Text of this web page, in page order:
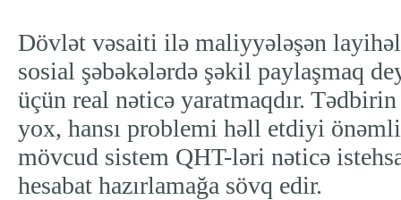
Dövlət vəsaiti ilə maliyyələşən
sosial şəbəkələrdə şəkil paylaşmaq
üçün real nəticə yaratmaqdır.
yox, hansı problemi həll etdiyi
mövcud sistem QHT-ləri nəticə
hesabat hazırlamağa sövq edir.